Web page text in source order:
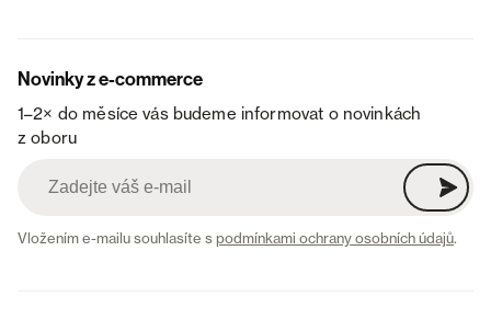
Novinky z e-commerce
1–2× do měsíce vás budeme informovat o novinkách
z oboru
Vložením e-mailu souhlasíte spodmínkami ochrany osobních údajů.